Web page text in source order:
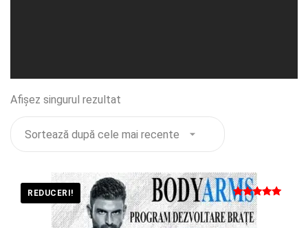
Afișez singurul rezultat
REDUCERI!
Evaluat la
5
din 5